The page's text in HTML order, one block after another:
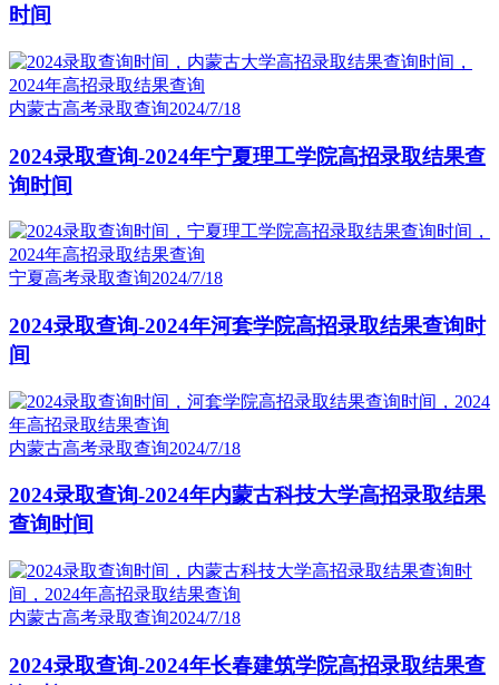
时间
内蒙古高考录取查询2024/7/18
2024录取查询-2024年宁夏理工学院高招录取结果查
询时间
宁夏高考录取查询2024/7/18
2024录取查询-2024年河套学院高招录取结果查询时
间
内蒙古高考录取查询2024/7/18
2024录取查询-2024年内蒙古科技大学高招录取结果
查询时间
内蒙古高考录取查询2024/7/18
2024录取查询-2024年长春建筑学院高招录取结果查